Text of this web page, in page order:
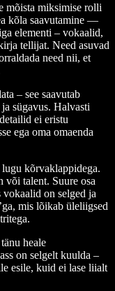
mõista miksimise rolli
kõla saavutamine —
elementi – vokaalid,
tellijat. Need asuvad
need nii, et
– see saavutab
sügavus. Halvasti
ei eristu
ega oma omaenda
lugu kõrvaklappidega.
või talent. Suure osa
vokaalid on selged ja
mis lõikab üleliigsed
heale
on selgelt kuulda –
esile, kuid ei lase liialt